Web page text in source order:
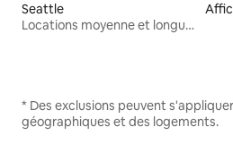
Seattle
Locations moyenne et longue durée
* Des exclusions peuvent
géographiques et des logements.